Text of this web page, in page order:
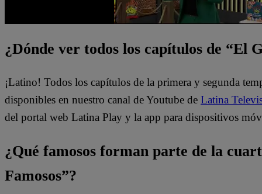
¿Dónde ver todos los capítulos de “El
¡Latino! Todos los capítulos de la primera y segunda
disponibles en nuestro canal de Youtube de Latina
del portal web Latina Play y la app para dispositivos
¿Qué famosos forman parte de la
Famosos”?